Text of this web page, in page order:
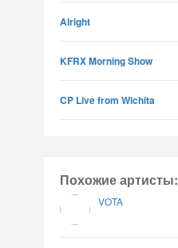
Alright
KFRX Morning Show
CP Live from Wichita
Похожие артисты:
VOTA